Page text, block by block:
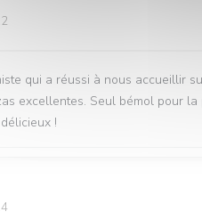
qui a réussi à nous accueillir
excellentes. Seul bémol pour
!